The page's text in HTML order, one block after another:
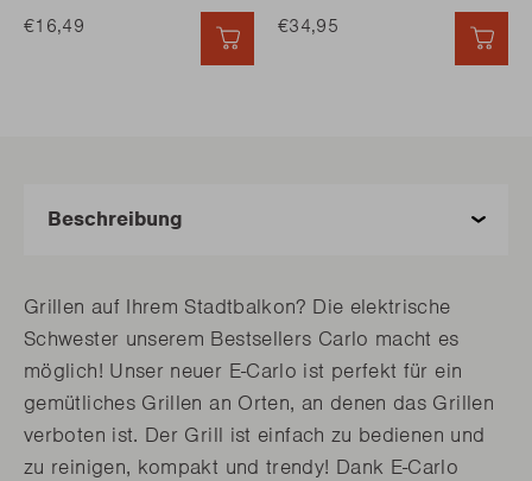
€16,49 €34,95
Grillen auf Ihrem Stadtbalkon? Die elektrische
Schwester unserem Bestsellers Carlo macht es
möglich! Unser neuer E-Carlo ist perfekt für ein
gemütliches Grillen an Orten, an denen das Grillen
verboten ist. Der Grill ist einfach zu bedienen und
zu reinigen, kompakt und trendy! Dank E-Carlo